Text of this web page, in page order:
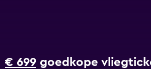
€ 699 goedkope